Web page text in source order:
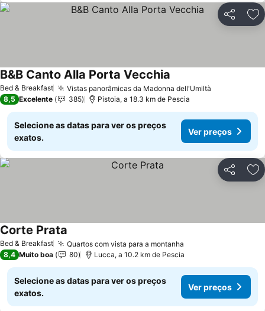
Partilhar
Bed & Breakfast Vistas panorâmicas da Madonna dell'Umiltà
B&B Canto Alla Porta Vecchia
8,5 Excelente 385 Pistoia, a 18.3 km de Pescia
Selecione as datas para ver os preços
exatos.
Ver preços
Partilhar
Bed & Breakfast Quartos com vista para a montanha
Corte Prata
8,4 Muito boa 80 Lucca, a 10.2 km de Pescia
Selecione as datas para ver os preços
exatos.
Ver preços